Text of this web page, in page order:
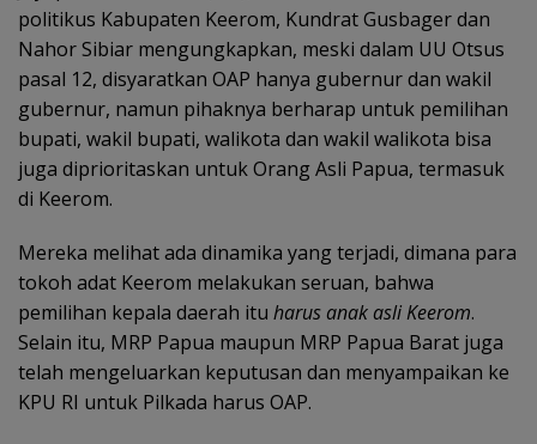
politikus Kabupaten Keerom, Kundrat Gusbager dan
Nahor Sibiar mengungkapkan, meski dalam UU Otsus
pasal 12, disyaratkan OAP hanya gubernur dan wakil
gubernur, namun pihaknya berharap untuk pemilihan
bupati, wakil bupati, walikota dan wakil walikota bisa
juga diprioritaskan untuk Orang Asli Papua, termasuk
di Keerom.
Mereka melihat ada dinamika yang terjadi, dimana para
tokoh adat Keerom melakukan seruan, bahwa
pemilihan kepala daerah itu harus anak asli Keerom.
Selain itu, MRP Papua maupun MRP Papua Barat juga
telah mengeluarkan keputusan dan menyampaikan ke
KPU RI untuk Pilkada harus OAP.